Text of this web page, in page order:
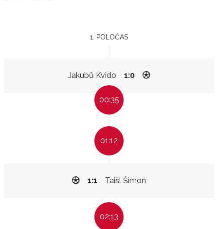
1. POLOČAS
Jakubů Kvido 1:0
00:35
01:12
Taišl Šimon
1:1
02:13